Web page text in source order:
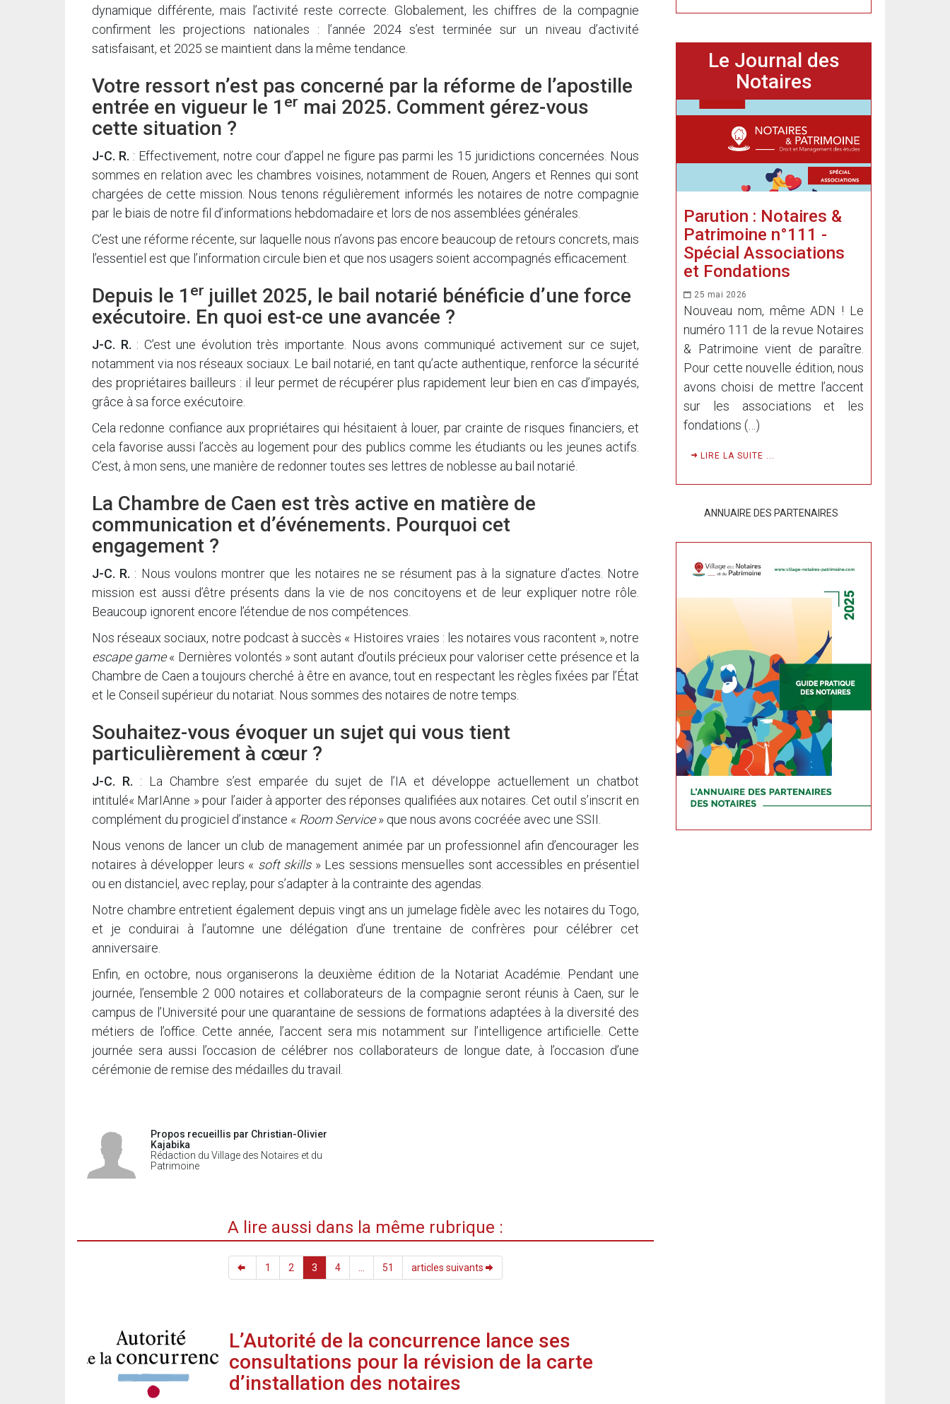
dynamique différente, mais l’activité reste correcte. Globalement, les chiffres de la compagnie
confirment les projections nationales : l’année 2024 s’est terminée sur un niveau d’activité
satisfaisant, et 2025 se maintient dans la même tendance.
Votre ressort n’est pas concerné par la réforme de l’apostille
entrée en vigueur le 1 er mai 2025. Comment gérez-vous
cette situation ?
J-C. R. : Effectivement, notre cour d’appel ne figure pas parmi les 15 juridictions concernées. Nous
sommes en relation avec les chambres voisines, notamment de Rouen, Angers et Rennes qui sont
chargées de cette mission. Nous tenons régulièrement informés les notaires de notre compagnie
par le biais de notre fil d’informations hebdomadaire et lors de nos assemblées générales.
C’est une réforme récente, sur laquelle nous n’avons pas encore beaucoup de retours concrets, mais
l’essentiel est que l’information circule bien et que nos usagers soient accompagnés efficacement.
Depuis le 1 er juillet 2025, le bail notarié bénéficie d’une force
exécutoire. En quoi est-ce une avancée ?
J-C. R. : C’est une évolution très importante. Nous avons communiqué activement sur ce sujet,
notamment via nos réseaux sociaux. Le bail notarié, en tant qu’acte authentique, renforce la sécurité
des propriétaires bailleurs : il leur permet de récupérer plus rapidement leur bien en cas d’impayés,
grâce à sa force exécutoire.
Cela redonne confiance aux propriétaires qui hésitaient à louer, par crainte de risques financiers, et
cela favorise aussi l’accès au logement pour des publics comme les étudiants ou les jeunes actifs.
C’est, à mon sens, une manière de redonner toutes ses lettres de noblesse au bail notarié.
La Chambre de Caen est très active en matière de
communication et d’événements. Pourquoi cet
engagement ?
J-C. R. : Nous voulons montrer que les notaires ne se résument pas à la signature d’actes. Notre
mission est aussi d’être présents dans la vie de nos concitoyens et de leur expliquer notre rôle.
Beaucoup ignorent encore l’étendue de nos compétences.
Nos réseaux sociaux, notre podcast à succès « Histoires vraies : les notaires vous racontent », notre
escape game« Dernières volontés » sont autant d’outils précieux pour valoriser cette présence et la
Chambre de Caen a toujours cherché à être en avance, tout en respectant les règles fixées par l’État
et le Conseil supérieur du notariat. Nous sommes des notaires de notre temps.
Souhaitez-vous évoquer un sujet qui vous tient
particulièrement à cœur ?
J-C. R. : La Chambre s’est emparée du sujet de l’IA et développe actuellement un chatbot
intitulé« MarIAnne » pour l’aider à apporter des réponses qualifiées aux notaires. Cet outil s’inscrit en
complément du progiciel d’instance « Room Service» que nous avons cocréée avec une SSII.
Nous venons de lancer un club de management animée par un professionnel afin d’encourager les
notaires à développer leurs « soft skills» Les sessions mensuelles sont accessibles en présentiel
ou en distanciel, avec replay, pour s’adapter à la contrainte des agendas.
Notre chambre entretient également depuis vingt ans un jumelage fidèle avec les notaires du Togo,
et je conduirai à l’automne une délégation d’une trentaine de confrères pour célébrer cet
anniversaire.
Enfin, en octobre, nous organiserons la deuxième édition de la Notariat Académie. Pendant une
journée, l’ensemble 2 000 notaires et collaborateurs de la compagnie seront réunis à Caen, sur le
campus de l’Université pour une quarantaine de sessions de formations adaptées à la diversité des
métiers de l’office. Cette année, l’accent sera mis notamment sur l’intelligence artificielle. Cette
journée sera aussi l’occasion de célébrer nos collaborateurs de longue date, à l’occasion d’une
cérémonie de remise des médailles du travail.
Propos recueillis par Christian-Olivier
Kajabika
Rédaction du Village des Notaires et du
Patrimoine
A lire aussi dans la même rubrique :
1 2 3 4 ... 51 articles suivants
L’Autorité de la concurrence lance ses
consultations pour la révision de la carte
d’installation des notaires
Le Journal des
Notaires
Parution : Notaires &
Patrimoine n°111 -
Spécial Associations
et Fondations
25 mai 2026
Nouveau nom, même ADN ! Le
numéro 111 de la revue Notaires
& Patrimoine vient de paraître.
Pour cette nouvelle édition, nous
avons choisi de mettre l’accent
sur les associations et les
fondations (…)
LIRE LA SUITE ...
ANNUAIRE DES PARTENAIRES